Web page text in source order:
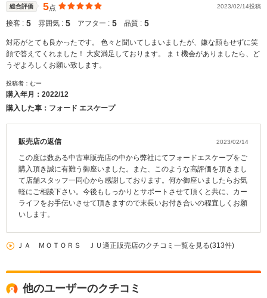
総合評価 5点 2023/02/14投稿
接客 : 5 雰囲気 : 5 アフター : 5 品質 : 5
対応がとても良かったです。 色々と聞いてしまいましたが、嫌な顔もせずに笑
顔で答えてくれました！ 大変満足しております。 まｔ機会がありましたら、ど
うぞよろしくお願い致します。
投稿者：むー
購入年月： 2022/12
購入した車：フォード エスケープ
販売店の返信 2023/02/14
この度は数ある中古車販売店の中から弊社にてフォードエスケープをご
購入頂き誠に有難う御座いました。また、このような高評価を頂きまし
て店舗スタッフ一同心から感謝しております。何か御座いましたらお気
軽にご相談下さい。今後もしっかりとサポートさせて頂くと共に、カー
ライフをお手伝いさせて頂きますので末長いお付き合いの程宜しくお願
いします。
ＪＡ ＭＯＴＯＲＳ ＪＵ適正販売店のクチコミ一覧を見る(313件)
他のユーザーのクチコミ